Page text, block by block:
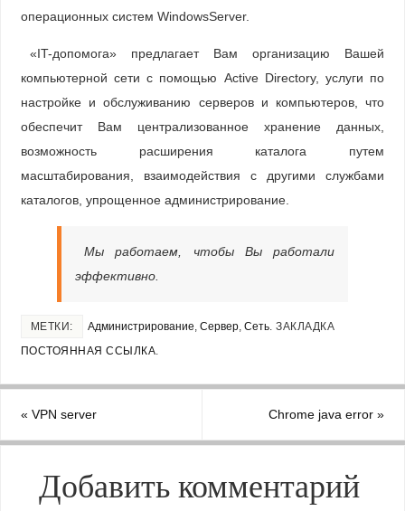
операционных систем WindowsServer.
«IT-допомога» предлагает Вам организацию Вашей
компьютерной сети с помощью Active Directory, услуги по
настройке и обслуживанию серверов и компьютеров, что
обеспечит Вам централизованное хранение данных,
возможность расширения каталога путем
масштабирования, взаимодействия с другими службами
каталогов, упрощенное администрирование.
Мы работаем, чтобы Вы работали
эффективно.
МЕТКИ: Администрирование, Сервер, Сеть. ЗАКЛАДКА
ПОСТОЯННАЯ ССЫЛКА.
« VPN server Chrome java error»
Добавить комментарий